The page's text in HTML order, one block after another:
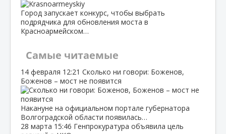
Город запускает конкурс, чтобы выбрать
подрядчика для обновления моста в
Красноармейском…
Самые читаемые
14 февраля 12:21 Сколько ни говори: Боженов,
Боженов – мост не появится
Накануне на официальном портале губернатора
Волгоградской области появилась…
28 марта 15:46 Генпрокуратура объявила цель